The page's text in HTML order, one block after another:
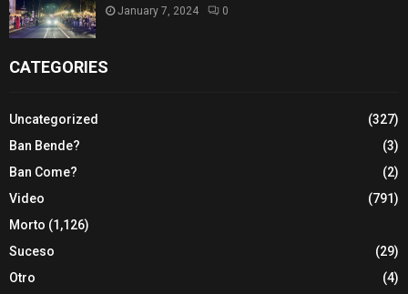
January 7, 2024 0
CATEGORIES
Uncategorized
(327)
Ban Bende?
(3)
Ban Come?
(2)
Video
(791)
Morto (1,126)
Suceso
(29)
Otro
(4)